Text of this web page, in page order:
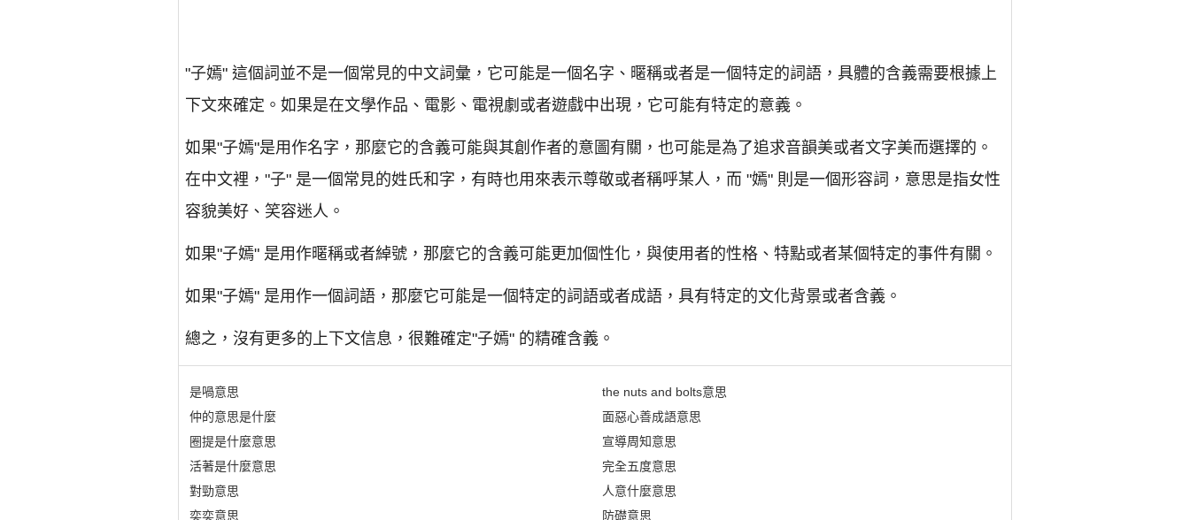
"子嫣" 這個詞並不是一個常見的中文詞彙，它可能是一個名字、暱稱或者是一個特定的詞語，具體的含義需要根據上
下文來確定。如果是在文學作品、電影、電視劇或者遊戲中出現，它可能有特定的意義。
如果"子嫣"是用作名字，那麼它的含義可能與其創作者的意圖有關，也可能是為了追求音韻美或者文字美而選擇的。
在中文裡，"子" 是一個常見的姓氏和字，有時也用來表示尊敬或者稱呼某人，而 "嫣" 則是一個形容詞，意思是指女性
容貌美好、笑容迷人。
如果"子嫣" 是用作暱稱或者綽號，那麼它的含義可能更加個性化，與使用者的性格、特點或者某個特定的事件有關。
如果"子嫣" 是用作一個詞語，那麼它可能是一個特定的詞語或者成語，具有特定的文化背景或者含義。
總之，沒有更多的上下文信息，很難確定"子嫣" 的精確含義。
是喎意思
仲的意思是什麼
圈提是什麼意思
活著是什麼意思
對勁意思
奕奕意思
the nuts and bolts意思
面惡心善成語意思
宣導周知意思
完全五度意思
人意什麼意思
防礎意思